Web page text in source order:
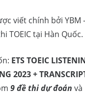
viết chính bởi YBM
TOEIC tại Hàn Quốc.
ETS TOEIC
2023+
9 đề thi dự đoán và